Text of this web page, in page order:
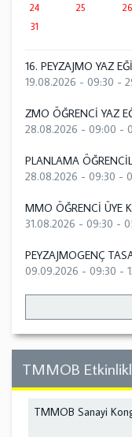
24
25 26
31
16. PEYZAJMO YAZ
19.08.2026 - 09:30 -
ZMO ÖĞRENCİ YAZ
28.08.2026 - 09:00 -
PLANLAMA
28.08.2026 - 09:30 -
MMO ÖĞRENCİ ÜYE
31.08.2026 - 09:30 -
PEYZAJMOGENÇ
09.09.2026 - 09:30 -
TMMOB
TMMOB Sanayi